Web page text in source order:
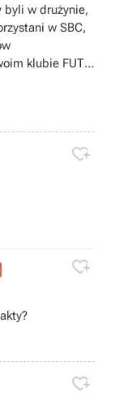
byli w drużynie,
w SBC,
klubie FUT,


